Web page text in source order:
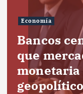
Economía
Bancos
que
monetaria